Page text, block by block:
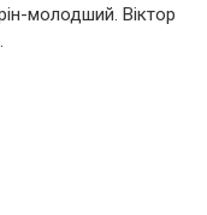
молодший. Віктор